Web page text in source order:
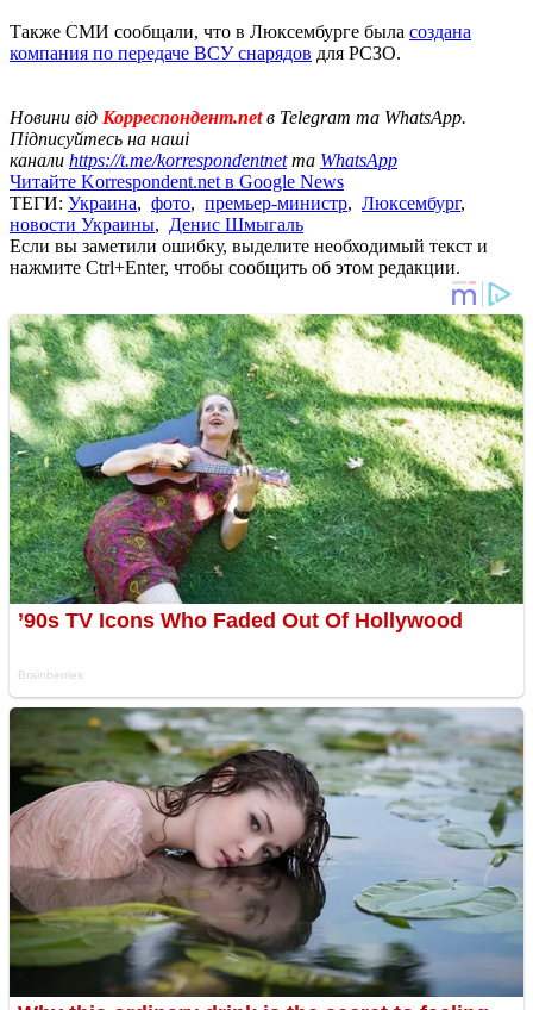
Также СМИ сообщали, что в Люксембурге была создана
компания по передаче ВСУ снарядов для РСЗО.
Новини від Корреспондент.netв Telegram та WhatsApp.
Підписуйтесь на наші
канали https://t.me/korrespondentnetта WhatsApp
Читайте Korrespondent.net в Google News
ТЕГИ: Украина, фото, премьер-министр, Люксембург,
новости Украины, Денис Шмыгаль
Если вы заметили ошибку, выделите необходимый текст и
нажмите Ctrl+Enter, чтобы сообщить об этом редакции.